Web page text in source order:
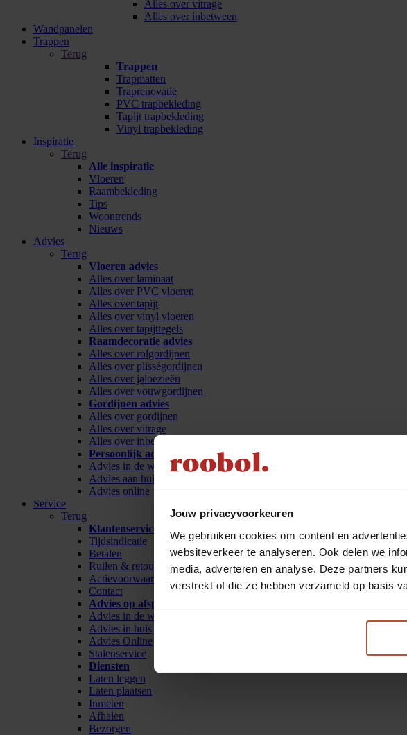
Jouw privacyvoorkeuren
We gebruiken cookies om content en
websiteverkeer te analyseren. Ook delen we
media, adverteren en analyse. Deze partners
verstrekt of die ze hebben verzameld op basis
Alles over vitrage
Alles over inbetween
Wandpanelen
Trappen
Terug
Trappen
Trapmatten
Traprenovatie
PVC trapbekleding
Tapijt trapbekleding
Vinyl trapbekleding
Inspiratie
Terug
Alle inspiratie
Vloeren
Raambekleding
Tips
Woontrends
Nieuws
Advies
Terug
Vloeren advies
Alles over laminaat
Alles over PVC vloeren
Alles over tapijt
Alles over vinyl vloeren
Alles over tapijttegels
Raamdecoratie advies
Alles over rolgordijnen
Alles over plisségordijnen
Alles over jaloezieën
Alles over vouwgordijnen
Gordijnen advies
Alles over gordijnen
Alles over vitrage
Alles over inbetween
Persoonlijk advies
Advies in de winkel
Advies aan huis
Advies online
Service
Terug
Klantenservice
Tijdsindicatie
Betalen
Ruilen & retour
Actievoorwaarden
Contact
Advies op afspraak
Advies in de winkel
Advies in huis
Advies Online
Stalenservice
Diensten
Laten leggen
Laten plaatsen
Inmeten
Afhalen
Bezorgen